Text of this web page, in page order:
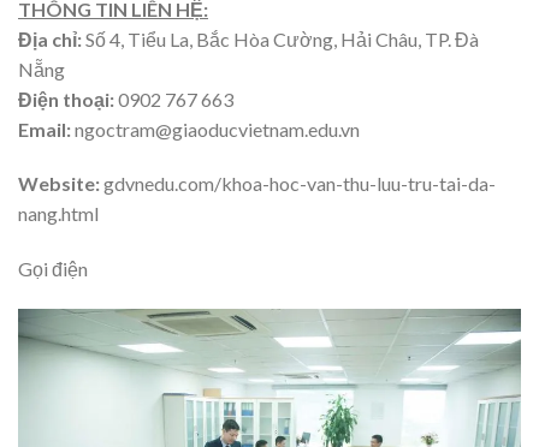
THÔNG TIN LIÊN HỆ:
Địa chỉ:Số 4, Tiểu La, Bắc Hòa Cường, Hải Châu, TP. Đà
Nẵng
Điện thoại:0902 767 663
Email:ngoctram@giaoducvietnam.edu.vn
Website:gdvnedu.com/khoa-hoc-van-thu-luu-tru-tai-da-
nang.html
Gọi điện